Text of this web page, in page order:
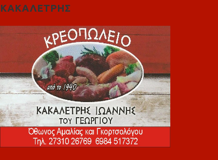
ΚΑΚΑΛΕΤΡΗΣ